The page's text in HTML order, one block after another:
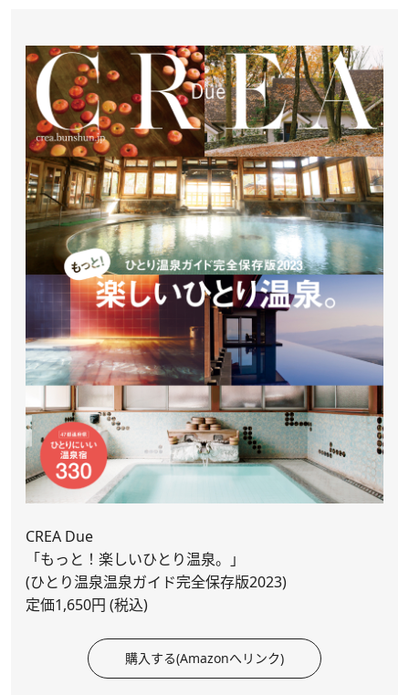
CREA Due
「もっと！楽しいひとり温泉。」
(ひとり温泉温泉ガイド完全保存版2023)
定価1,650円 (税込)
購入する(Amazonへリンク)